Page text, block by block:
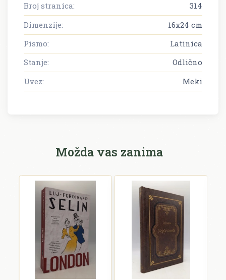
Broj stranica:
314
Dimenzije:
16x24 cm
Pismo:
Latinica
Stanje:
Odlično
Uvez:
Meki
Možda vas zanima